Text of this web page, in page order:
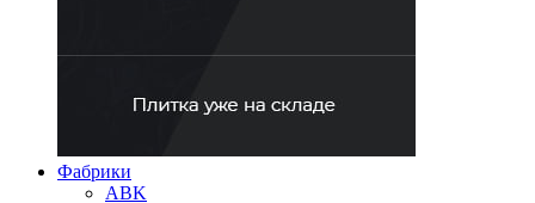
Фабрики
ABK